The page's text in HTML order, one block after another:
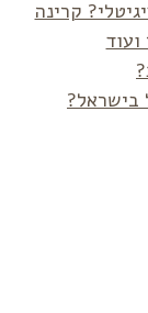
קרינה
בישראל?